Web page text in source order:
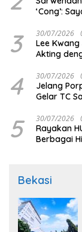
‘Cong’:
3 30/07/2026
Lee
Akting
4 30/07/2026
Jelang
Gelar TC
5 30/07/2026
Rayakan
Berbagai
Bekasi